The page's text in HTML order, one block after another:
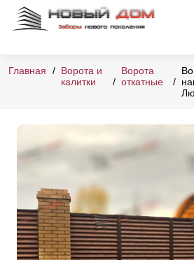
Главная
Ворота и
калитки
Ворота
откатные